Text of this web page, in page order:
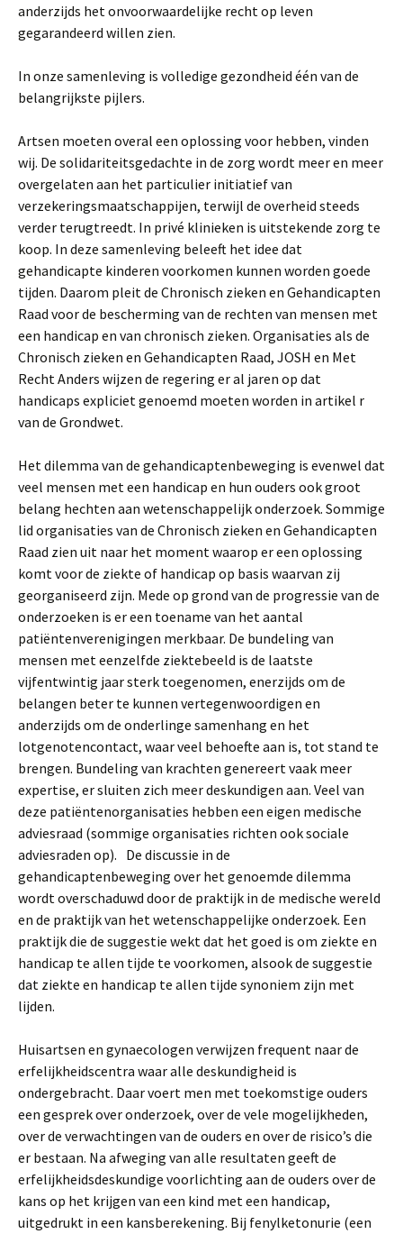
anderzijds het onvoorwaardelijke recht op leven
gegarandeerd willen zien.
In onze samenleving is volledige gezondheid één van de
belangrijkste pijlers.
Artsen moeten overal een oplossing voor hebben, vinden
wij. De solidariteitsgedachte in de zorg wordt meer en meer
overgelaten aan het particulier initiatief van
verzekeringsmaatschappijen, terwijl de overheid steeds
verder terugtreedt. In privé klinieken is uitstekende zorg te
koop. In deze samenleving beleeft het idee dat
gehandicapte kinderen voorkomen kunnen worden goede
tijden. Daarom pleit de Chronisch zieken en Gehandicapten
Raad voor de bescherming van de rechten van mensen met
een handicap en van chronisch zieken. Organisaties als de
Chronisch zieken en Gehandicapten Raad, JOSH en Met
Recht Anders wijzen de regering er al jaren op dat
handicaps expliciet genoemd moeten worden in artikel r
van de Grondwet.
Het dilemma van de gehandicaptenbeweging is evenwel dat
veel mensen met een handicap en hun ouders ook groot
belang hechten aan wetenschappelijk onderzoek. Sommige
lid organisaties van de Chronisch zieken en Gehandicapten
Raad zien uit naar het moment waarop er een oplossing
komt voor de ziekte of handicap op basis waarvan zij
georganiseerd zijn. Mede op grond van de progressie van de
onderzoeken is er een toename van het aantal
patiëntenverenigingen merkbaar. De bundeling van
mensen met eenzelfde ziektebeeld is de laatste
vijfentwintig jaar sterk toegenomen, enerzijds om de
belangen beter te kunnen vertegenwoordigen en
anderzijds om de onderlinge samenhang en het
lotgenotencontact, waar veel behoefte aan is, tot stand te
brengen. Bundeling van krachten genereert vaak meer
expertise, er sluiten zich meer deskundigen aan. Veel van
deze patiëntenorganisaties hebben een eigen medische
adviesraad (sommige organisaties richten ook sociale
adviesraden op). De discussie in de
gehandicaptenbeweging over het genoemde dilemma
wordt overschaduwd door de praktijk in de medische wereld
en de praktijk van het wetenschappelijke onderzoek. Een
praktijk die de suggestie wekt dat het goed is om ziekte en
handicap te allen tijde te voorkomen, alsook de suggestie
dat ziekte en handicap te allen tijde synoniem zijn met
lijden.
Huisartsen en gynaecologen verwijzen frequent naar de
erfelijkheidscentra waar alle deskundigheid is
ondergebracht. Daar voert men met toekomstige ouders
een gesprek over onderzoek, over de vele mogelijkheden,
over de verwachtingen van de ouders en over de risico’s die
er bestaan. Na afweging van alle resultaten geeft de
erfelijkheidsdeskundige voorlichting aan de ouders over de
kans op het krijgen van een kind met een handicap,
uitgedrukt in een kansberekening. Bij fenylketonurie (een